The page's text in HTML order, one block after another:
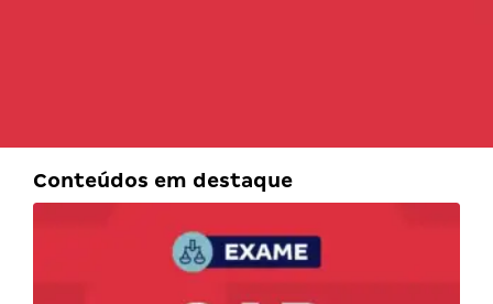
Conteúdos em destaque